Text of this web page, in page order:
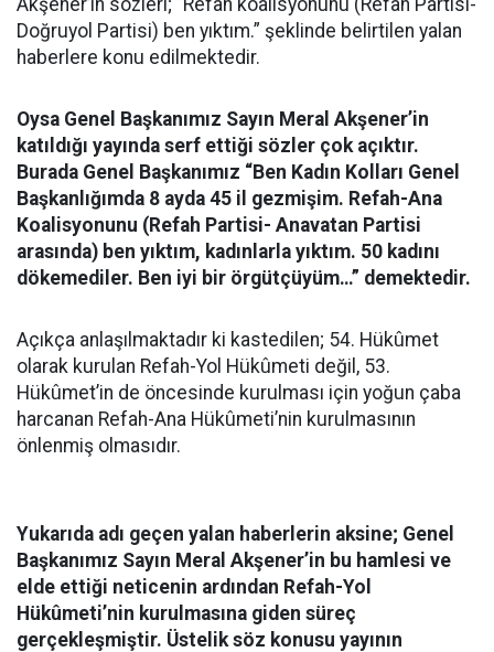
Akşener’in sözleri; “Refah koalisyonunu (Refah Partisi-
Doğruyol Partisi) ben yıktım.” şeklinde belirtilen yalan
haberlere konu edilmektedir.
Oysa Genel Başkanımız Sayın Meral Akşener’in
katıldığı yayında serf ettiği sözler çok açıktır.
Burada Genel Başkanımız “Ben Kadın Kolları Genel
Başkanlığımda 8 ayda 45 il gezmişim. Refah-Ana
Koalisyonunu (Refah Partisi- Anavatan Partisi
arasında) ben yıktım, kadınlarla yıktım. 50 kadını
dökemediler. Ben iyi bir örgütçüyüm…” demektedir.
Açıkça anlaşılmaktadır ki kastedilen; 54. Hükûmet
olarak kurulan Refah-Yol Hükûmeti değil, 53.
Hükûmet’in de öncesinde kurulması için yoğun çaba
harcanan Refah-Ana Hükûmeti’nin kurulmasının
önlenmiş olmasıdır.
Yukarıda adı geçen yalan haberlerin aksine; Genel
Başkanımız Sayın Meral Akşener’in bu hamlesi ve
elde ettiği neticenin ardından Refah-Yol
Hükûmeti’nin kurulmasına giden süreç
gerçekleşmiştir. Üstelik söz konusu yayının